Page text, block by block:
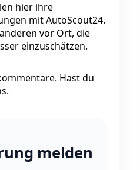
hier ihre
mit AutoScout24.
vor Ort, die
einzuschätzen.
Hast du
melden